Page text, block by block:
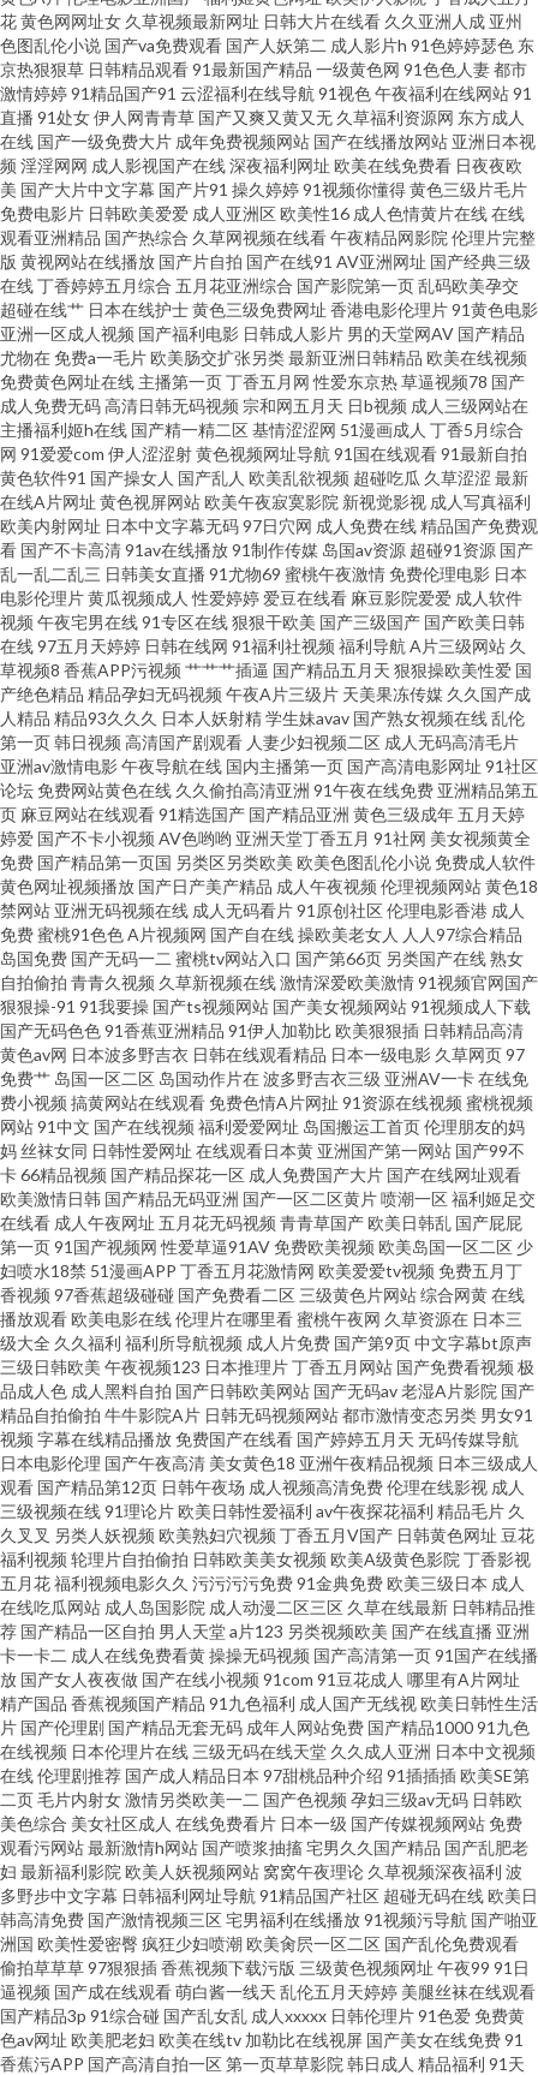
福利视频合集 久久97影院 人人爽人人爽 午夜福利姬 91色花堂 波多野解衣 都
市激激情 狠狠撸夜夜操 蜜桃社一区二区 日本加勒比av 五月天深爱网 做爱丝
足网 国产不卡二区 久久香蕉丁香 欧美做爱直播 深夜福利美女网站 影音先锋
变太累别 99爱网页版 大香蕉在钱观看 黄色地址五月天 蜜桃视频免费版 深夜
艹艹 在线看黄专用网站 97人人摸人人爽 国产人妖另类在线 老司机福利社91
日本网站www 亚洲av总站 91视频登陆 东方av超碰 久久波多野视频 人妖谢精
视频 91vv视频 AV宅配站 国产1区2区 精品国产欧美日韩 欧美人操 日韩午夜福
利影院 尤物喷水 大香蕉9 久久国产东北淫好 日本视频wwww 91日在线 91视
频人人 97超碰在线免费 色五月97 日本爱爱片 午夜av电影 人人操AV
wwwcom黄 蜜桃无线传媒 影音先锋国产性爱 97尤物视频 东京热大乱w姦 欧
美涩涩导航 午夜福利图片 91精品资源网 超碰探花免费91 韩国电影色色 人妖
麻豆视频 亚洲三级av 超碰人人三级 韩国av高清无码 91网页官网页 国产精品
乱草 老湿机69福利社 日本性爱A片 尤物导航福利 国产AV自拍网 六月天综合
色色 日韩美女大片 在线观看黄色电影 av导航网址网站 福利色导航 久久草国
产精品 日韩成人大片 91精品孕妇系列 超碰人人草人妻 精品爱啪 日本69视频
91最新福利视频 精品24区 欧美性00 五月丁香福利网 91黄在线观看网 肏屄麻
豆 久草久色首页 天天国产综合 91人妻字幕 成人黄色电影网址 久久偷拍网站
日本中文字幕成人 亚洲欧美不卡线 97色色亚洲成人 黑人探花色图 欧洲综合
色 午夜理论 99资源总站 国产b站久久 久久男人的天堂 日本三级网站 亚洲综
合另类 www97操 国模1024 免费黑丝自慰网 亚洲色图日韩 超碰新地址 激情
九九久久 人妖另类 午夜影院060 wwwAV网站址 国产一区二 欧美aa中文字幕
午夜福利视频1 变态另类区 久久在肏 熟女风骚福利导航 91岁成人网站 岛国午
夜在线 久久艹视频 人妖性爱大片 亚洲3级电影网 www色图 日韩交片 97av视
频 岛国午夜撸在线 另类国模专区 深夜绯色影院 自拍做爱网站 变态另类av 韩
日欧美操操操 欧美啪啪啪 亚洲在线男人天堂 超碰人人熟女 青娱乐盛视久久
伊人干B 成人免费在线 久草婷婷在线 伪娘白丝内射 91少妇福利姬 大香蕉久
久2 欧美少妇A级片 午夜激情AV导航
花黄色网网址女 久草视频最新网址 日韩大片在线看 久久亚洲人成 亚州
色图乱伦小说 国产va免费观看 国产人妖第二 成人影片h 91色婷婷瑟色 东
京热狠狠草 日韩精品观看91最新国产精品 一级黄色网 91色色人妻都市
激情婷婷91精品国产91 云涩福利在线导航 91视色午夜福利在线网站91
直播 91处女伊人网青青草 国产又爽又黄又无 久草福利资源网 东方成人
在线 国产一级免费大片 成年免费视频网站 国产在线播放网站 亚洲日本视
频 淫淫网网 成人影视国产在线深夜福利网址 欧美在线免费看 日夜夜欧
美 国产大片中文字幕 国产片91 操久婷婷91视频你懂得黄色三级片毛片
免费电影片 日韩欧美爱爱 成人亚洲区欧美性16 成人色情黄片在线在线
观看亚洲精品 国产热综合 久草网视频在线看午夜精品网影院 伦理片完整
版 黄视网站在线播放 国产片自拍 国产在线91 AV亚洲网址 国产经典三级
在线丁香婷婷五月综合 五月花亚洲综合 国产影院第一页乱码欧美孕交
超碰在线艹 日本在线护士黄色三级免费网址 香港电影伦理片91黄色电影
亚洲一区成人视频 国产福利电影 日韩成人影片 男的天堂网AV 国产精品
尤物在免费a一毛片欧美肠交扩张另类最新亚洲日韩精品 欧美在线视频
免费黄色网址在线 主播第一页丁香五月网 性爱东京热草逼视频78 国产
成人免费无码高清日韩无码视频 宗和网五月天 日b视频 成人三级网站在
主播福利姬h在线 国产精一精二区基情涩涩网 51漫画成人 丁香5月综合
网 91爱爱com 伊人涩涩射黄色视频网址导航 91国在线观看91最新自拍
黄色软件91 国产操女人 国产乱人 欧美乱欲视频 超碰吃瓜 久草涩涩 最新
在线A片网址 黄色视屏网站欧美午夜寂寞影院 新视觉影视 成人写真福利
欧美内射网址 日本中文字幕无码97日穴网 成人免费在线精品国产免费观
看 国产不卡高清91av在线播放91制作传媒 岛国av资源 超碰91资源 国产
乱一乱二乱三 日韩美女直播 91尤物69 蜜桃午夜激情免费伦理电影 日本
电影伦理片黄瓜视频成人 性爱婷婷 爱豆在线看 麻豆影院爱爱 成人软件
视频 午夜宅男在线91专区在线狠狠干欧美 国产三级国产 国产欧美日韩
在线97五月天婷婷 日韩在线网 91福利社视频 福利导航 A片三级网站 久
草视频8 香蕉APP污视频 艹艹艹插逼 国产精品五月天 狠狠操欧美性爱 国
产绝色精品 精品孕妇无码视频 午夜A片三级片 天美果冻传媒 久久国产成
人精品 精品93久久久 日本人妖射精学生妹avav 国产熟女视频在线乱伦
第一页韩日视频 高清国产剧观看 人妻少妇视频二区 成人无码高清毛片
亚洲av激情电影午夜导航在线 国内主播第一页 国产高清电影网址 91社区
论坛免费网站黄色在线 久久偷拍高清亚洲 91午夜在线免费 亚洲精品第五
页 麻豆网站在线观看91精选国产 国产精品亚洲 黄色三级成年 五月天婷
婷爱 国产不卡小视频 AV色哟哟 亚洲天堂丁香五月 91社网 美女视频黄全
免费 国产精品第一页国 另类区另类欧美 欧美色图乱伦小说免费成人软件
黄色网址视频播放 国产日产美产精品 成人午夜视频 伦理视频网站黄色18
禁网站 亚洲无码视频在线 成人无码看片91原创社区伦理电影香港 成人
免费蜜桃91色色A片视频网 国产自在线操欧美老女人 人人97综合精品
岛国免费 国产无码一二 蜜桃tv网站入口 国产第66页 另类国产在线熟女
自拍偷拍 青青久视频 久草新视频在线激情深爱欧美激情91视频官网国产
狠狠操-91 91我要操 国产ts视频网站 国产美女视频网站91视频成人下载
国产无码色色91香蕉亚洲精品 91伊人加勒比 欧美狠狠插 日韩精品高清
黄色av网 日本波多野吉衣 日韩在线观看精品 日本一级电影 久草网页97
免费艹 岛国一区二区 岛国动作片在波多野吉衣三级 亚洲AV一卡在线免
费小视频 搞黄网站在线观看免费色情A片网扯 91资源在线视频 蜜桃视频
网站91中文 国产在线视频 福利爱爱网址 岛国搬运工首页伦理朋友的妈
妈 丝袜女同 日韩性爱网址 在线观看日本黄 亚洲国产第一网站 国产99不
卡66精品视频 国产精品探花一区 成人免费国产大片 国产在线网址观看
欧美激情日韩 国产精品无码亚洲 国产一区二区黄片喷潮一区福利姬足交
在线看 成人午夜网址 五月花无码视频 青青草国产欧美日韩乱 国产屁屁
第一页91国产视频网 性爱草逼91AV免费欧美视频 欧美岛国一区二区 少
妇喷水18禁 51漫画APP 丁香五月花激情网 欧美爱爱tv视频 免费五月丁
香视频 97香蕉超级碰碰 国产免费看二区 三级黄色片网站综合网黄在线
播放观看欧美电影在线伦理片在哪里看蜜桃午夜网 久草资源在 日本三
级大全 久久福利 福利所导航视频 成人片免费 国产第9页中文字幕bt原声
三级日韩欧美 午夜视频123 日本推理片丁香五月网站 国产免费看视频 极
品成人色 成人黑料自拍 国产日韩欧美网站 国产无码av老湿A片影院 国产
精品自拍偷拍 牛牛影院A片 日韩无码视频网站都市激情变态另类 男女91
视频 字幕在线精品播放免费国产在线看 国产婷婷五月天 无码传媒导航
日本电影伦理 国产午夜高清 美女黄色18 亚洲午夜精品视频 日本三级成人
观看 国产精品第12页 日韩午夜场 成人视频高清免费伦理在线影视 成人
三级视频在线91理论片欧美日韩性爱福利 av午夜探花福利 精品毛片 久
久叉叉 另类人妖视频 欧美熟妇穴视频 丁香五月V国产 日韩黄色网址 豆花
福利视频 轮理片自拍偷拍 日韩欧美美女视频 欧美A级黄色影院 丁香影视
五月花福利视频电影久久 污污污污免费91金典免费欧美三级日本 成人
在线吃瓜网站 成人岛国影院 成人动漫二区三区 久草在线最新 日韩精品推
荐 国产精品一区自拍 男人天堂a片123 另类视频欧美 国产在线直播 亚洲
卡一卡二 成人在线免费看黄操操无码视频 国产高清第一页91国产在线播
放 国产女人夜夜做 国产在线小视频 91com 91豆花成人 哪里有A片网址
精产国品 香蕉视频国产精品 91九色福利 成人国产无线视欧美日韩性生活
片 国产伦理剧 国产精品无套无码 成年人网站免费 国产精品100091九色
在线视频 日本伦理片在线 三级无码在线天堂 久久成人亚洲 日本中文视频
在线伦理剧推荐 国产成人精品日本 97甜桃品种介绍 91插插插欧美SE第
二页毛片内射女激情另类欧美一二 国产色视频 孕妇三级av无码 日韩欧
美色综合 美女社区成人 在线免费看片 日本一级 国产传媒视频网站免费
观看污网站最新激情h网站 国产喷浆抽搐宅男久久国产精品 国产乱肥老
妇 最新福利影院 欧美人妖视频网站 窝窝午夜理论 久草视频深夜福利 波
多野步中文字幕 日韩福利网址导航 91精品国产社区 超碰无码在线欧美日
韩高清免费 国产激情视频三区宅男福利在线播放91视频污导航 国产啪亚
洲国 欧美性爱密臀疯狂少妇喷潮欧美肏屄一区二区 国产乱伦免费观看
偷拍草草草97狠狠插香蕉视频下载污版 三级黄色视频网址 午夜99 91日
逼视频 国产成在线观看萌白酱一线天 乱伦五月天婷婷 美腿丝袜在线观看
国产精品3p 91综合碰 国产乱女乱 成人xxxxx 日韩伦理片91色爱免费黄
色av网址 欧美肥老妇 欧美在线tv 加勒比在线视屏 国产美女在线免费91
香蕉污APP 国产高清自拍一区第一页草草影院 韩日成人 精品福利 91天